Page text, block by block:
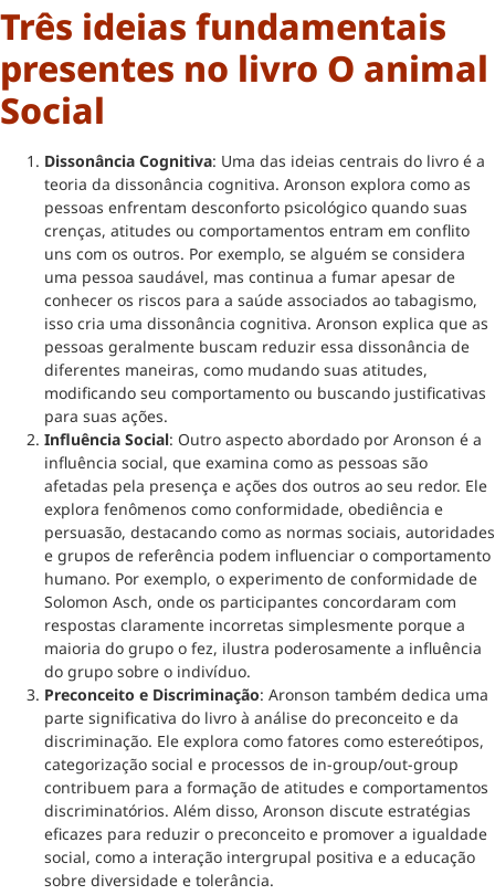
Três ideias fundamentais
presentes no livro O animal
Social
Dissonância Cognitiva: Uma das ideias centrais do livro é a
teoria da dissonância cognitiva. Aronson explora como as
pessoas enfrentam desconforto psicológico quando suas
crenças, atitudes ou comportamentos entram em conflito
uns com os outros. Por exemplo, se alguém se considera
uma pessoa saudável, mas continua a fumar apesar de
conhecer os riscos para a saúde associados ao tabagismo,
isso cria uma dissonância cognitiva. Aronson explica que as
pessoas geralmente buscam reduzir essa dissonância de
diferentes maneiras, como mudando suas atitudes,
modificando seu comportamento ou buscando justificativas
para suas ações.
Influência Social: Outro aspecto abordado por Aronson é a
influência social, que examina como as pessoas são
afetadas pela presença e ações dos outros ao seu redor. Ele
explora fenômenos como conformidade, obediência e
persuasão, destacando como as normas sociais, autoridades
e grupos de referência podem influenciar o comportamento
humano. Por exemplo, o experimento de conformidade de
Solomon Asch, onde os participantes concordaram com
respostas claramente incorretas simplesmente porque a
maioria do grupo o fez, ilustra poderosamente a influência
do grupo sobre o indivíduo.
Preconceito e Discriminação: Aronson também dedica uma
parte significativa do livro à análise do preconceito e da
discriminação. Ele explora como fatores como estereótipos,
categorização social e processos de in-group/out-group
contribuem para a formação de atitudes e comportamentos
discriminatórios. Além disso, Aronson discute estratégias
eficazes para reduzir o preconceito e promover a igualdade
social, como a interação intergrupal positiva e a educação
sobre diversidade e tolerância.